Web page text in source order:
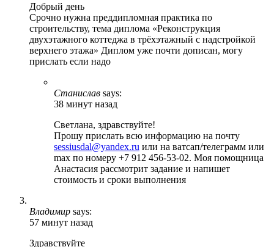
Добрый день
Срочно нужна преддипломная практика по
строительству, тема диплома «Реконструкция
двухэтажного коттеджа в трёхэтажный с надстройкой
верхнего этажа» Диплом уже почти дописан, могу
прислать если надо
Станислав says:
38 минут назад
Светлана, здравствуйте!
Прошу прислать всю информацию на почту
sessiusdal@yandex.ru или на ватсап/телеграмм или
max по номеру +7 912 456-53-02. Моя помощница
Анастасия рассмотрит задание и напишет
стоимость и сроки выполнения
Владимир says:
57 минут назад
Здравствуйте